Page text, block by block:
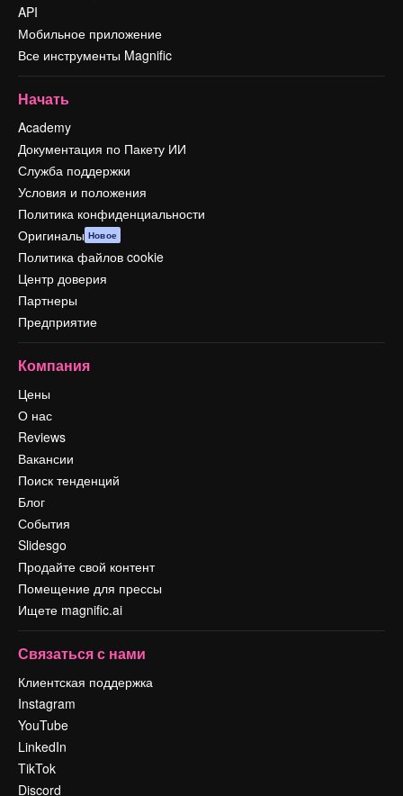
API
Мобильное приложение
Все инструменты Magnific
Начать
Academy
Документация по Пакету ИИ
Служба поддержки
Условия и положения
Политика конфиденциальности
Оригиналы Новое
Политика файлов cookie
Центр доверия
Партнеры
Предприятие
Компания
Цены
О нас
Reviews
Вакансии
Поиск тенденций
Блог
События
Slidesgo
Продайте свой контент
Помещение для прессы
Ищете magnific.ai
Связаться с нами
Клиентская поддержка
Instagram
YouTube
LinkedIn
TikTok
Discord